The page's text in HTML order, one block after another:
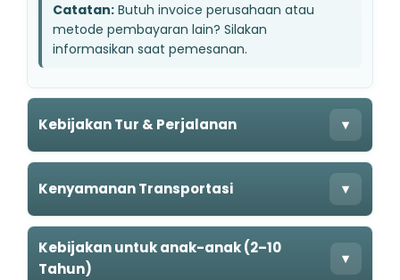
Catatan: Butuh invoice perusahaan atau
metode pembayaran lain? Silakan
informasikan saat pemesanan.
Kebijakan Tur & Perjalanan ▾
Kenyamanan Transportasi ▾
Kebijakan untuk anak-anak (2–10
Tahun)
▾